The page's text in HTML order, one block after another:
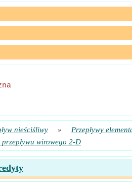
nieściśliwy » Przepływy
wirowego 2-D